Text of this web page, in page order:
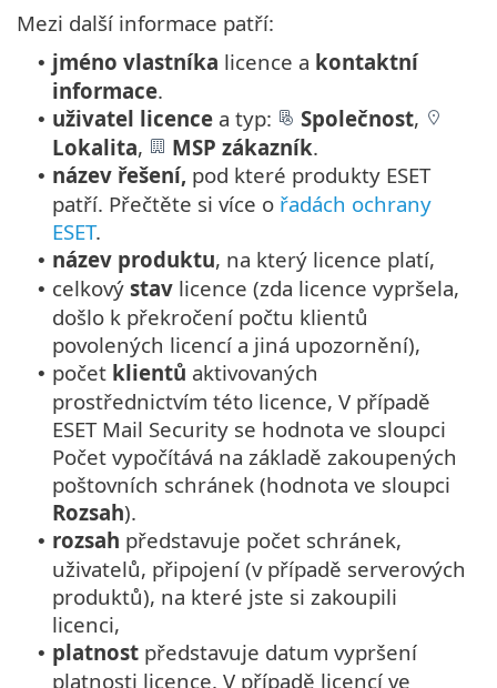
Mezi další informace patří:
• jméno vlastníka licence a kontaktní
informace.
• uživatel licence a typ: Společnost,
Lokalita, MSP zákazník.
• název řešení, pod které produkty ESET
patří. Přečtěte si více o řadách ochrany
ESET.
• název produktu, na který licence platí,
• celkový stav licence (zda licence vypršela,
došlo k překročení počtu klientů
povolených licencí a jiná upozornění),
• počet klientů aktivovaných
prostřednictvím této licence, V případě
ESET Mail Security se hodnota ve sloupci
Počet vypočítává na základě zakoupených
poštovních schránek (hodnota ve sloupci
Rozsah).
• rozsah představuje počet schránek,
uživatelů, připojení (v případě serverových
produktů), na které jste si zakoupili
licenci,
• platnost představuje datum vypršení
platnosti licence. V případě licencí ve